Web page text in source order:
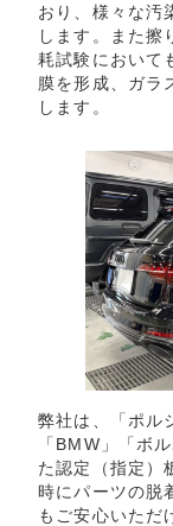
おり、様々な汚
します。また擦
耗試験において
膜を形成、ガラ
します。
弊社は、「ポル
「BMW」「ボ
た認定（指定）
時にパーツの脱
もご安心いただ